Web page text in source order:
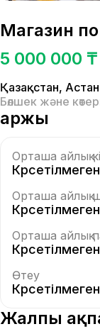
Магазин
5 000 000 ₸
Қазақстан,
Бөлшек және
Қаржы
Орташа айлық
Көрсетілмеген
Орташа айлық
Көрсетілмеген
Орташа айлық
Көрсетілмеген
Өтеу
Көрсетілмеген
Жалпы